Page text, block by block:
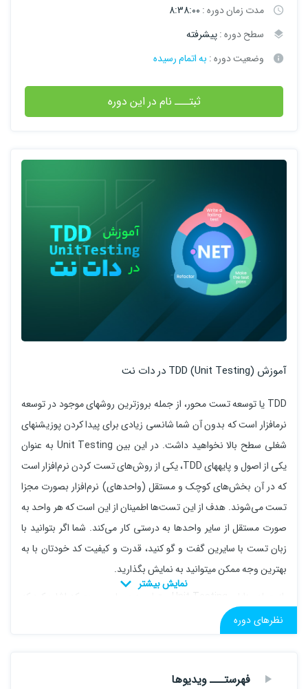
مدت زمان دوره : 8:38:00
سطح دوره :پیشرفته
وضعیت دوره : به اتمام رسیده
ثبتـــ نام در این دوره
آموزش TDD (Unit Testing) در دات نت
TDD یا توسعه تست محور، از جمله بروزترین روش­های موجود در توسعه
نرم­افزار است که بدون آن شما شانسی زیادی برای پیدا کردن پوزیشن­های
شغلی سطح بالا نخواهید داشت. در این بین Unit Testing به عنوان
یکی از اصول و پایه­های TDD، یکی از روش‌های تست کردن نرم‌افزار است
که در آن بخش‌های کوچک و مستقل (واحدهای) نرم‌افزار بصورت مجزا
تست می‌شوند. هدف از این تست‌ها اطمینان از این است که هر واحد به
صورت مستقل از سایر واحدها به درستی کار می‌کند. شما اگر بتوانید با
زبان تست با سایرین گفت و گو کنید، قدرت و کیفیت کد خودتان با به
بهترین وجه ممکن میتوانید به نمایش بگذارید.
در صورت وجود خطا در کدها، با این روش به سرعت قابل شناسایی
انواع برنامه­های خودتان تست­های مناسب را پیاده کنید و از عملکرد صحیح
نظرهای دوره
فهرستـــ ویدیوها